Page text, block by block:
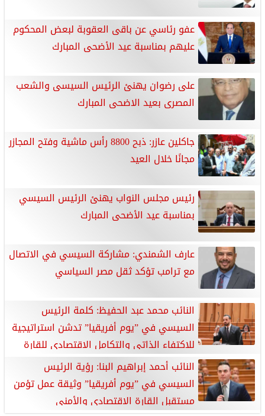
عفو رئاسي عن باقى العقوبة لبعض المحكوم
عليهم بمناسبة عيد الأضحى المبارك
على رضوان يهنئ الرئيس السيسى والشعب
المصرى بعيد الاضحى المبارك
جاكلين عازر: ذبح 8800 رأس ماشية وفتح المجازر
مجانًا خلال العيد
رئيس مجلس النواب يهنئ الرئيس السيسي
بمناسبة عيد الأضحى المبارك
عارف الشمندي: مشاركة السيسي في الاتصال
مع ترامب تؤكد ثقل مصر السياسي
النائب محمد عبد الحفيظ: كلمة الرئيس
السيسي في ”يوم أفريقيا” تدشن استراتيجية
للاكتفاء الذاتي والتكامل الاقتصادي للقارة
النائب أحمد إبراهيم البنا: رؤية الرئيس
السيسي في ”يوم أفريقيا” وثيقة عمل تؤمن
مستقبل القارة الاقتصادي والأمني